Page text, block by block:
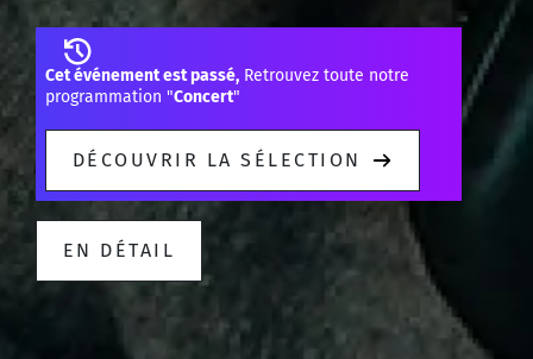
Cet événement est passé, Retrouvez toute notre
programmation "Concert"
DÉCOUVRIR LA SÉLECTION
EN DÉTAIL